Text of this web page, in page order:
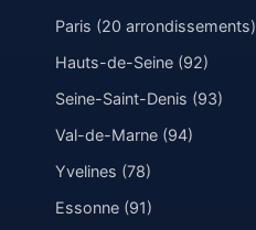
Paris (20 arrondissements)
Hauts-de-Seine (92)
Seine-Saint-Denis (93)
Val-de-Marne (94)
Yvelines (78)
Essonne (91)